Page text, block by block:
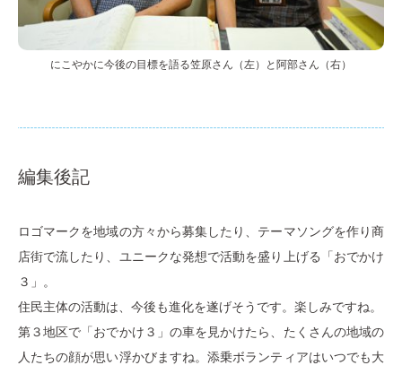
にこやかに今後の目標を語る笠原さん（左）と阿部さん（右）
編集後記
ロゴマークを地域の方々から募集したり、テーマソングを作り商
店街で流したり、ユニークな発想で活動を盛り上げる「おでかけ
３」。
住民主体の活動は、今後も進化を遂げそうです。楽しみですね。
第３地区で「おでかけ３」の車を見かけたら、たくさんの地域の
人たちの顔が思い浮かびますね。添乗ボランティアはいつでも大